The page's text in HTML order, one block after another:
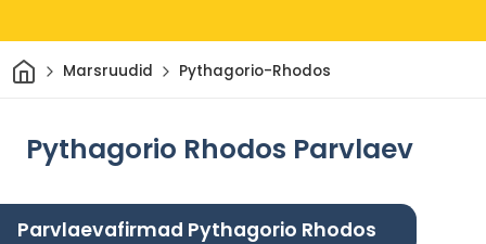
Avaleht
Marsruudid Pythagorio-Rhodos
Pythagorio Rhodos Parvlaev
Parvlaevafirmad Pythagorio Rhodos